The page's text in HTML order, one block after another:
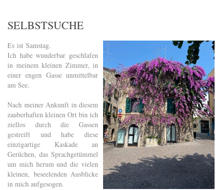
SELBSTSUCHE
Es ist Samstag.
Ich habe wunderbar geschlafen
in meinem kleinen Zimmer, in
einer engen Gasse unmittelbar
am See.
Nach meiner Ankunft in diesem
zauberhaften kleinen Ort bin ich
ziellos durch die Gassen
gestreift und habe diese
einzigartige Kaskade an
Gerüchen, das Sprachgetümmel
um mich herum und die vielen
kleinen, beseelenden Ausblicke
in mich aufgesogen.